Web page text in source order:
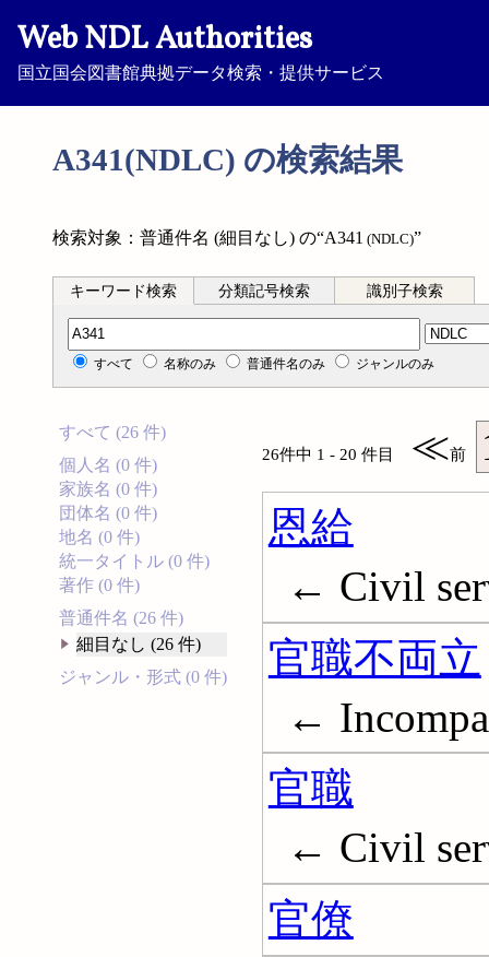
Web NDL Authorities
国立国会図書館典拠データ検索・提供サービス
A341(NDLC) の検索結果
検索対象：普通件名 (細目なし) の“A341 (NDLC)”
キーワード検索 分類記号検索 識別子検索
分類記号検索
すべて 名称のみ 普通件名のみ ジャンルのみ
すべて (26 件)
個人名 (0 件)
家族名 (0 件)
団体名 (0 件)
地名 (0 件)
統一タイトル (0 件)
著作 (0 件)
普通件名 (26 件)
細目なし (26 件)
ジャンル・形式 (0 件)
26件中 1 - 20 件目 ≪前
恩給
← Civil
官職不両立
←
官職
← Civil
官僚